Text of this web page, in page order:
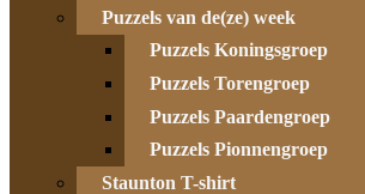
Puzzels van de(ze) week
Puzzels Koningsgroep
Puzzels Torengroep
Puzzels Paardengroep
Puzzels Pionnengroep
Staunton T-shirt